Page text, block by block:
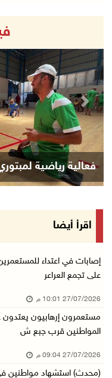
فعالية رياضية
Next
اقرأ أيضا
إصابات في اعتداء للمستعمرين
على تجمع العراعر
27/07/2026 10:01 م
مستعمرون إرهابيون
المواطنين قرب جبع ش
27/07/2026 09:04 م
(محدث) استشهاد